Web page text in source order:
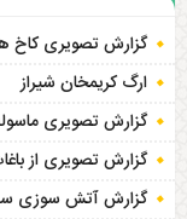
گزارش تصویری
ارگ کریمخان شیراز
گزارش تصویری
گزارش تصویری از
گزارش آتش سوزی